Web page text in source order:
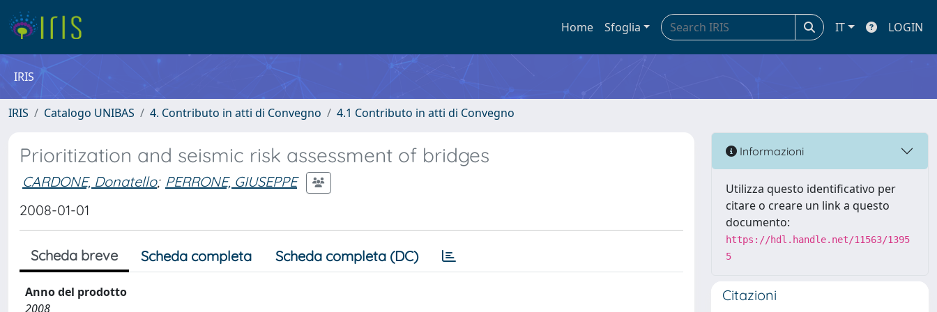
Home Sfoglia IT LOGIN
IRIS
IRIS Catalogo UNIBAS 4. Contributo in atti di Convegno 4.1 Contributo in atti di Convegno
Prioritization and seismic risk assessment of bridges
CARDONE, Donatello; PERRONE, GIUSEPPE
2008-01-01
Scheda breve Scheda completa Scheda completa (DC)
Anno del prodotto
2008
Informazioni
Utilizza questo identificativo per
citare o creare un link a questo
documento:
https://hdl.handle.net/11563/1395
5
Citazioni